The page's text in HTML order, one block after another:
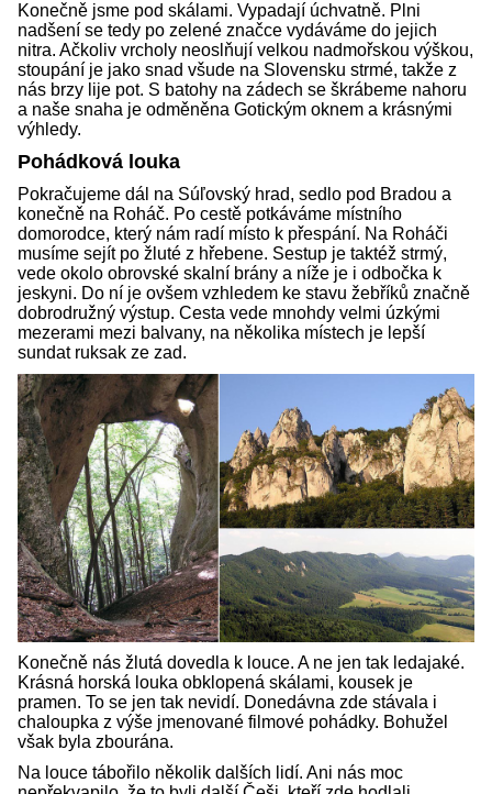
Konečně jsme pod skálami. Vypadají úchvatně. Plni
nadšení se tedy po zelené značce vydáváme do jejich
nitra. Ačkoliv vrcholy neoslňují velkou nadmořskou výškou,
stoupání je jako snad všude na Slovensku strmé, takže z
nás brzy lije pot. S batohy na zádech se škrábeme nahoru
a naše snaha je odměněna Gotickým oknem a krásnými
výhledy.
Pohádková louka
Pokračujeme dál na Súľovský hrad, sedlo pod Bradou a
konečně na Roháč. Po cestě potkáváme místního
domorodce, který nám radí místo k přespání. Na Roháči
musíme sejít po žluté z hřebene. Sestup je taktéž strmý,
vede okolo obrovské skalní brány a níže je i odbočka k
jeskyni. Do ní je ovšem vzhledem ke stavu žebříků značně
dobrodružný výstup. Cesta vede mnohdy velmi úzkými
mezerami mezi balvany, na několika místech je lepší
sundat ruksak ze zad.
Konečně nás žlutá dovedla k louce. A ne jen tak ledajaké.
Krásná horská louka obklopená skálami, kousek je
pramen. To se jen tak nevidí. Donedávna zde stávala i
chaloupka z výše jmenované filmové pohádky. Bohužel
však byla zbourána.
Na louce tábořilo několik dalších lidí. Ani nás moc